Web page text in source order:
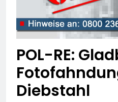
POL-RE:
Diebstahl